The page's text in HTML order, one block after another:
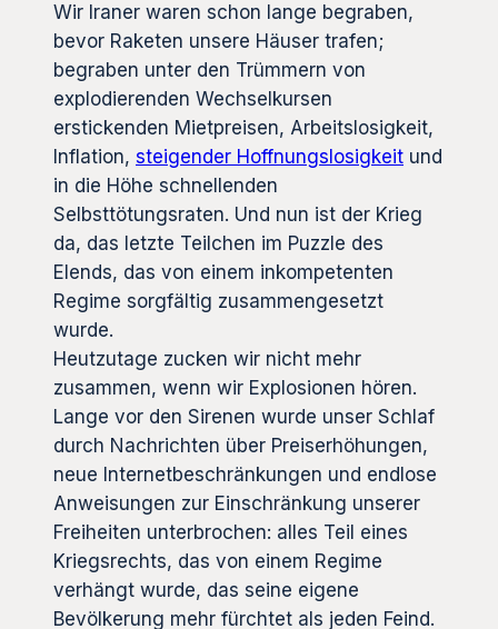
Wir Iraner waren schon lange begraben,
bevor Raketen unsere Häuser trafen;
begraben unter den Trümmern von
explodierenden Wechselkursen
erstickenden Mietpreisen, Arbeitslosigkeit,
Inflation, steigender Hoffnungslosigkeit und
in die Höhe schnellenden
Selbsttötungsraten. Und nun ist der Krieg
da, das letzte Teilchen im Puzzle des
Elends, das von einem inkompetenten
Regime sorgfältig zusammengesetzt
wurde.
Heutzutage zucken wir nicht mehr
zusammen, wenn wir Explosionen hören.
Lange vor den Sirenen wurde unser Schlaf
durch Nachrichten über Preiserhöhungen,
neue Internetbeschränkungen und endlose
Anweisungen zur Einschränkung unserer
Freiheiten unterbrochen: alles Teil eines
Kriegsrechts, das von einem Regime
verhängt wurde, das seine eigene
Bevölkerung mehr fürchtet als jeden Feind.